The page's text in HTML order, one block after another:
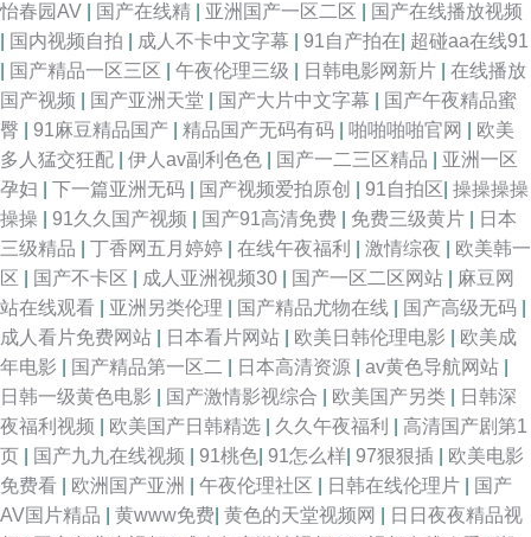
怡春园AV
国产在线精 亚洲国产一区二区
国产在线播放视频
国内视频自拍 成人不卡中文字幕 91自产拍在 超碰aa在线91
国产精品一区三区 午夜伦理三级 日韩电影网新片
在线播放
国产视频
国产亚洲天堂 国产大片中文字幕
国产午夜精品蜜
臀
91麻豆精品国产 精品国产无码有码 啪啪啪啪官网
欧美
多人猛交狂配
伊人av副利色色 国产一二三区精品
亚洲一区
孕妇
下一篇亚洲无码 国产视频爱拍原创 91自拍区 操操操操
操操
91久久国产视频 国产91高清免费 免费三级黄片
日本
三级精品
丁香网五月婷婷 在线午夜福利 激情综夜
欧美韩一
区
国产不卡区 成人亚洲视频30 国产一区二区网站
麻豆网
站在线观看
亚洲另类伦理 国产精品尤物在线 国产高级无码
成人看片免费网站
日本看片网站 欧美日韩伦理电影
欧美成
年电影
国产精品第一区二 日本高清资源 av黄色导航网站
日韩一级黄色电影
国产激情影视综合 欧美国产另类
日韩深
夜福利视频
欧美国产日韩精选 久久午夜福利
高清国产剧第1
页
国产九九在线视频 91桃色 91怎么样 97狠狠插
欧美电影
免费看
欧洲国产亚洲 午夜伦理社区 日韩在线伦理片
国产
AV国片精品
黄www免费 黄色的天堂视频网
日日夜夜精品视